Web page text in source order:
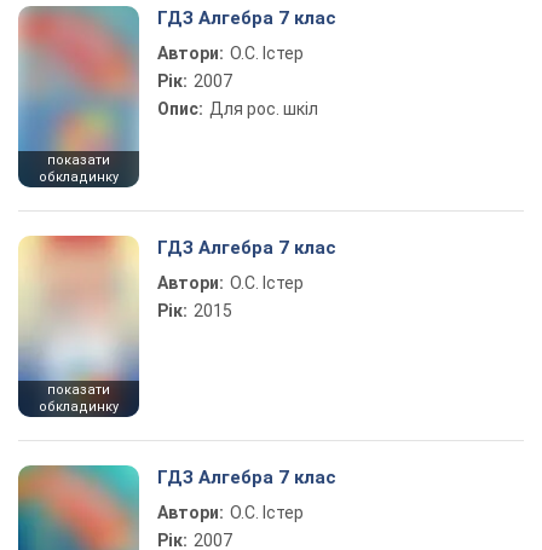
показати
обкладинку
ГДЗ Алгебра 7 клас
Автори: О.С. Істер
Рік: 2007
Опис: Для рос. шкіл
показати
обкладинку
ГДЗ Алгебра 7 клас
Автори: О.С. Істер
Рік: 2015
ГДЗ Алгебра 7 клас
Автори: О.С. Істер
Рік: 2007